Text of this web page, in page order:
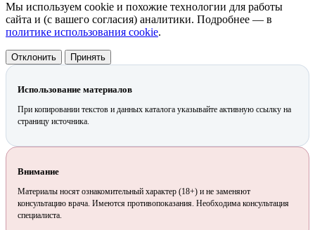
Мы используем cookie и похожие технологии для работы
сайта и (с вашего согласия) аналитики. Подробнее — в
политике использования cookie.
Отклонить Принять
Использование материалов
При копировании текстов и данных каталога указывайте активную ссылку на
страницу источника.
Внимание
Материалы носят ознакомительный характер (18+) и не заменяют
консультацию врача. Имеются противопоказания. Необходима консультация
специалиста.